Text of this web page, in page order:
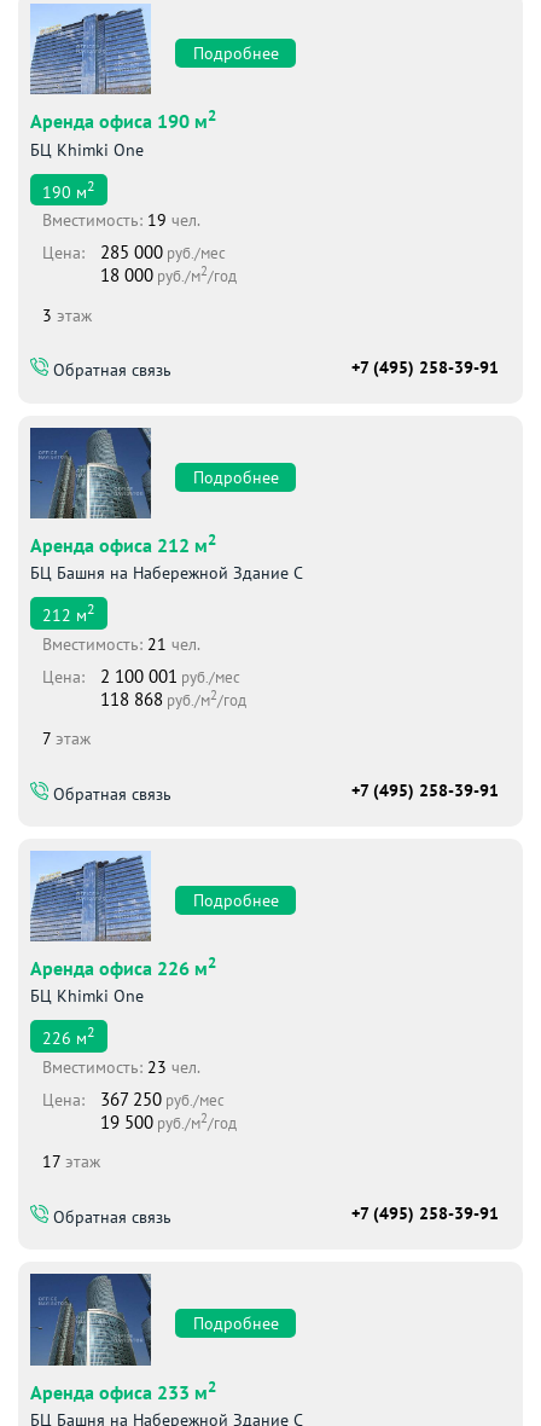
Подробнее
Аренда офиса 190 м2
БЦ Khimki One
190 м2
Вместимоcть: 19 чел.
Цена:
285 000 руб./мес
18 000 руб./м2/год
3 этаж
Обратная связь +7 (495) 258-39-91
Подробнее
Аренда офиса 212 м2
БЦ Башня на Набережной Здание С
212 м2
Вместимоcть: 21 чел.
Цена:
2 100 001 руб./мес
118 868 руб./м2/год
7 этаж
Обратная связь +7 (495) 258-39-91
Подробнее
Аренда офиса 226 м2
БЦ Khimki One
226 м2
Вместимоcть: 23 чел.
Цена:
367 250 руб./мес
19 500 руб./м2/год
17 этаж
Обратная связь +7 (495) 258-39-91
Подробнее
Аренда офиса 233 м2
БЦ Башня на Набережной Здание С